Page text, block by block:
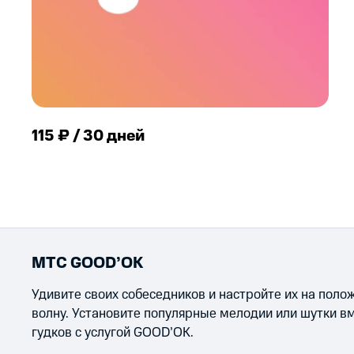
115 ₽ / 30 дней
МТС GOOD’OK
Удивите своих собеседников и настройте их на
волну. Установите популярные мелодии или шутки
гудков с услугой GOOD’OK.